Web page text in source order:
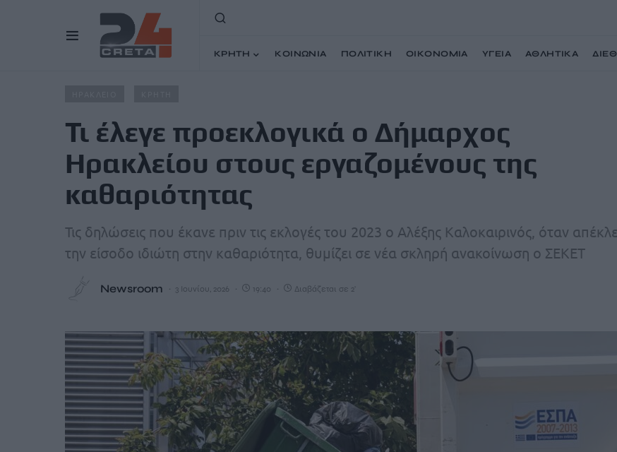
ΚΡΗΤΗ ΚΟΙΝΩΝΙΑ ΠΟΛΙΤΙΚΗ ΟΙΚΟΝΟΜΙΑ ΥΓΕΙΑ ΑΘΛΗΤΙΚΑ
Άρθρα Τι έλεγε προεκλογικά ο Δήμαρχος Ηρακλείου στους εργαζομένους της καθαριότητας
Τι έλεγε προεκλογικά ο Δήμαρχος
Ηρακλείου στους εργαζομένους της
καθαριότητας
Τις δηλώσεις που έκανε πριν τις εκλογές του 2023 ο Αλέξης Καλοκαιρινός, όταν
την είσοδο ιδιώτη στην καθαριότητα, θυμίζει σε νέα σκληρή ανακοίνωση ο ΣΕΚΕΤ
Newsroom 3 Ιουνίου, 2026 19:40 Διαβάζεται σε 2'